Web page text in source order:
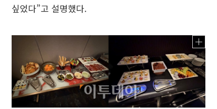
싶었다”고 설명했다.